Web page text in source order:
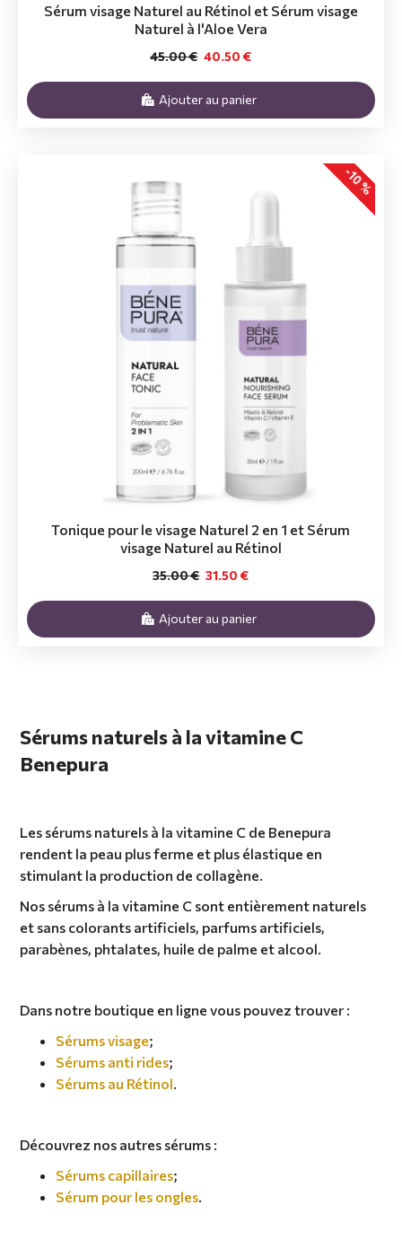
Sérum visage Naturel au Rétinol et Sérum visage
Naturel à l'Aloe Vera
40.50 €
45.00 €
Ajouter au panier
-10 %
Tonique pour le visage Naturel 2 en 1 et Sérum
visage Naturel au Rétinol
31.50 €
35.00 €
Ajouter au panier
Sérums naturels à la vitamine C
Benepura
Les sérums naturels à la vitamine C de Benepura
rendent la peau plus ferme et plus élastique en
stimulant la production de collagène.
Nos sérums à la vitamine C sont entièrement naturels
et sans colorants artificiels, parfums artificiels,
parabènes, phtalates, huile de palme et alcool.
Dans notre boutique en ligne vous pouvez trouver :
Sérums visage;
Sérums anti rides;
Sérums au Rétinol
Découvrez nos autres sérums :
Sérums capillaires;
Sérum pour les ongles